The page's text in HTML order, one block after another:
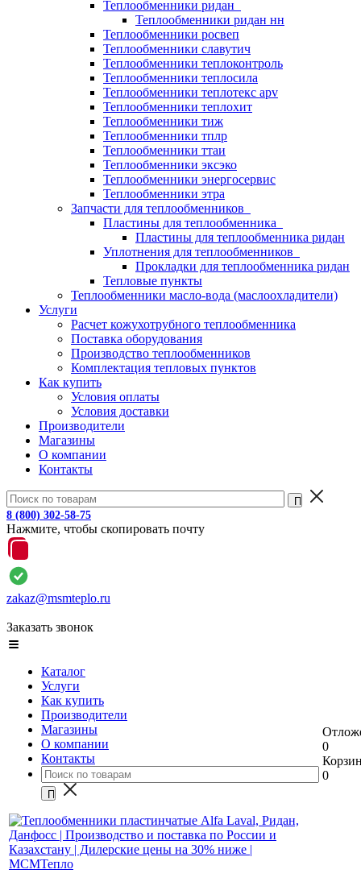
Теплообменники ридан
Теплообменники ридан нн
Теплообменники росвеп
Теплообменники славутич
Теплообменники теплоконтроль
Теплообменники теплосила
Теплообменники теплотекс apv
Теплообменники теплохит
Теплообменники тиж
Теплообменники тплр
Теплообменники ттаи
Теплообменники эксэко
Теплообменники энергосервис
Теплообменники этра
Запчасти для теплообменников
Пластины для теплообменника
Пластины для теплообменника ридан
Уплотнения для теплообменников
Прокладки для теплообменника ридан
Тепловые пункты
Теплообменники масло-вода (маслоохладители)
Услуги
Расчет кожухотрубного теплообменника
Поставка оборудования
Производство теплообменников
Комплектация тепловых пунктов
Как купить
Условия оплаты
Условия доставки
Производители
Магазины
О компании
Контакты
8 (800) 302-58-75
Нажмите, чтобы скопировать почту
zakaz@msmteplo.ru
Заказать звонок
Каталог
Услуги
Как купить
Производители
Магазины
О компании
Контакты
0
0